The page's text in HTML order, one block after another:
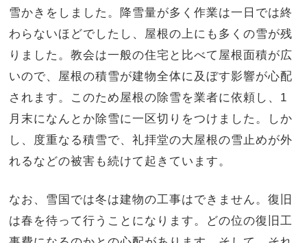
雪かきをしました。降雪量が多く作業は一日では終
わらないほどでしたし、屋根の上にも多くの雪が残
りました。教会は一般の住宅と比べて屋根面積が広
いので、屋根の積雪が建物全体に及ぼす影響が心配
されます。このため屋根の除雪を業者に依頼し、1
月末になんとか除雪に一区切りをつけました。しか
し、度重なる積雪で、礼拝堂の大屋根の雪止めが外
れるなどの被害も続けて起きています。
なお、雪国では冬は建物の工事はできません。復旧
は春を待って行うことになります。どの位の復旧工